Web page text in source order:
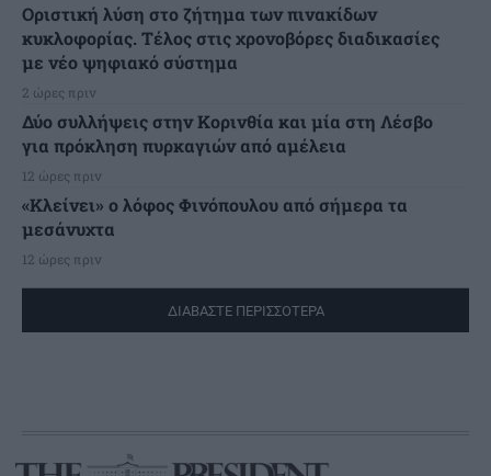
Οριστική λύση στο ζήτημα των πινακίδων
κυκλοφορίας. Τέλος στις χρονοβόρες διαδικασίες
με νέο ψηφιακό σύστημα
2 ώρες πριν
Δύο συλλήψεις στην Κορινθία και μία στη Λέσβο
για πρόκληση πυρκαγιών από αμέλεια
12 ώρες πριν
«Κλείνει» ο λόφος Φινόπουλου από σήμερα τα
μεσάνυχτα
12 ώρες πριν
ΔΙΑΒΑΣΤΕ ΠΕΡΙΣΣΟΤΕΡΑ